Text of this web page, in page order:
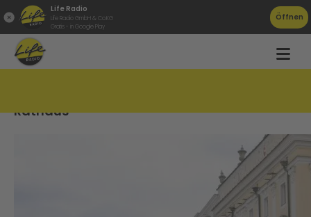
Life Radio
Life Radio GmbH & Co.KG
Gratis - in Google Play
Öffnen
Rathaus